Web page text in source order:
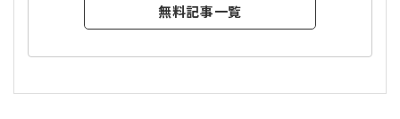
無料記事一覧